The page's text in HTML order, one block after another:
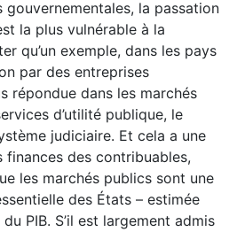
la passation
la plus vulnérable à la
qu’un exemple, dans les pays
par des entreprises
répondue dans les marchés
d’utilité publique, le
judiciaire. Et cela a une
des contribuables,
les marchés publics sont une
des États – estimée
PIB. S’il est largement admis